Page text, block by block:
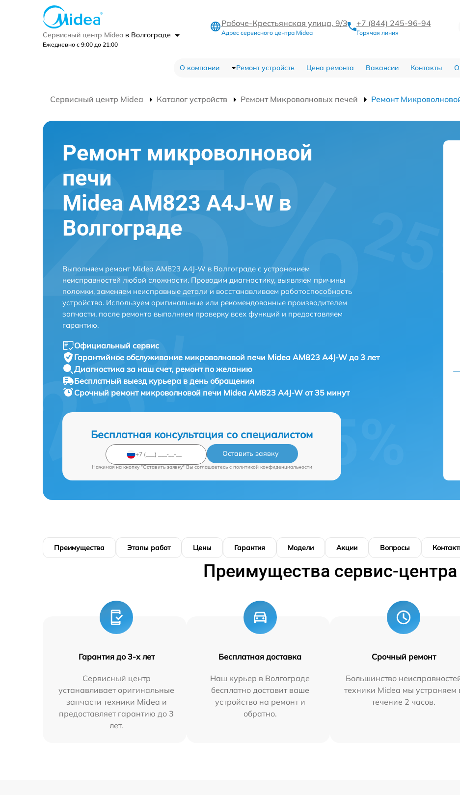
Сервисный центр Midea в Волгограде
Ежедневно с 9:00 до 21:00
Рабоче-Крестьянская улица, 9/3
Адрес сервисного центра Midea
+7 (844) 245-96-94
Горячая линия
О компании Ремонт устройств Цена ремонта Вакансии Контакты
Сервисный центр Midea Каталог устройств Ремонт Микроволновых печей Ремонт
Ремонт микроволновой
печи
Midea AM823 A4J-W в
Волгограде
Выполняем ремонт Midea AM823 A4J-W в Волгограде с устранением
неисправностей любой сложности. Проводим диагностику, выявляем причины
поломки, заменяем неисправные детали и восстанавливаем работоспособность
устройства. Используем оригинальные или рекомендованные производителем
запчасти, после ремонта выполняем проверку всех функций и предоставляем
гарантию.
Официальный сервис
Гарантийное обслуживание микроволновой печи Midea AM823 A4J-W до 3 лет
Диагностика за наш счет, ремонт по желанию
Бесплатный выезд курьера в день обращения
Срочный ремонт микроволновой печи Midea AM823 A4J-W от 35 минут
Бесплатная консультация со специалистом
Оставить заявку
Нажимая на кнопку "Оставить заявку" Вы соглашаетесь c политикой конфиденциальности
Преимущества Этапы работ Цены Гарантия Модели Акции Вопросы
Преимущества сервис-центра
Гарантия до 3-х лет
Сервисный центр
устанавливает оригинальные
запчасти техники Midea и
предоставляет гарантию до 3
лет.
Бесплатная доставка
Наш курьер в Волгограде
бесплатно доставит ваше
устройство на ремонт и
обратно.
Срочный ремонт
Большинство
техники Midea мы устраняем
течение 2 часов.